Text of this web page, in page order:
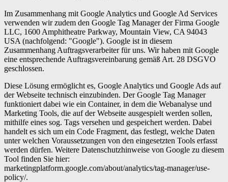
Im Zusammenhang mit Google Analytics und Google Ad Services
verwenden wir zudem den Google Tag Manager der Firma Google
LLC, 1600 Amphitheatre Parkway, Mountain View, CA 94043
USA (nachfolgend: "Google"). Google ist in diesem
Zusammenhang Auftragsverarbeiter für uns. Wir haben mit Google
eine entsprechende Auftragsvereinbarung gemäß Art. 28 DSGVO
geschlossen.
Diese Lösung ermöglicht es, Google Analytics und Google Ads auf
der Webseite technisch einzubinden. Der Google Tag Manager
funktioniert dabei wie ein Container, in dem die Webanalyse und
Marketing Tools, die auf der Webseite ausgespielt werden sollen,
mithilfe eines sog. Tags versehen und gespeichert werden. Dabei
handelt es sich um ein Code Fragment, das festlegt, welche Daten
unter welchen Voraussetzungen von den eingesetzten Tools erfasst
werden dürfen. Weitere Datenschutzhinweise von Google zu diesem
Tool finden Sie hier:
marketingplatform.google.com/about/analytics/tag-manager/use-
policy/.